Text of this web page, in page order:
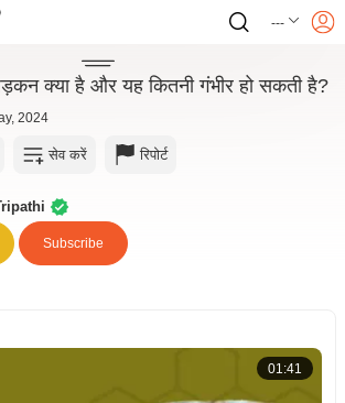
---
क्या है और यह कितनी गंभीर हो सकती है?
2024
सेव करें रिपोर्ट
Subscribe
01:41